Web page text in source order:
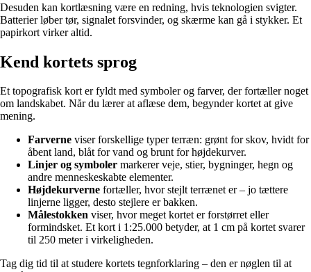
Desuden kan kortlæsning være en redning, hvis teknologien svigter.
Batterier løber tør, signalet forsvinder, og skærme kan gå i stykker. Et
papirkort virker altid.
Kend kortets sprog
Et topografisk kort er fyldt med symboler og farver, der fortæller noget
om landskabet. Når du lærer at aflæse dem, begynder kortet at give
mening.
Farverne viser forskellige typer terræn: grønt for skov, hvidt for
åbent land, blåt for vand og brunt for højdekurver.
Linjer og symboler markerer veje, stier, bygninger, hegn og
andre menneskeskabte elementer.
Højdekurverne fortæller, hvor stejlt terrænet er – jo tættere
linjerne ligger, desto stejlere er bakken.
Målestokken viser, hvor meget kortet er forstørret eller
formindsket. Et kort i 1:25.000 betyder, at 1 cm på kortet svarer
til 250 meter i virkeligheden.
Tag dig tid til at studere kortets tegnforklaring – den er nøglen til at